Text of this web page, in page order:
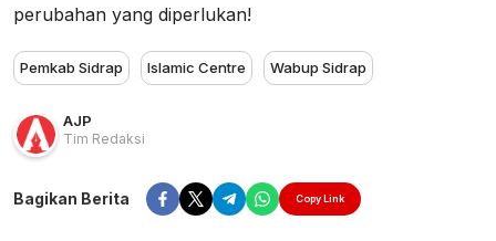
perubahan yang diperlukan!
Pemkab Sidrap Islamic Centre Wabup Sidrap
AJP
Tim Redaksi
Bagikan Berita Copy Link